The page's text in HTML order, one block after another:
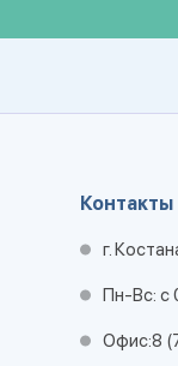
Контакты
г.
Пн-Вс: с
Офис:8